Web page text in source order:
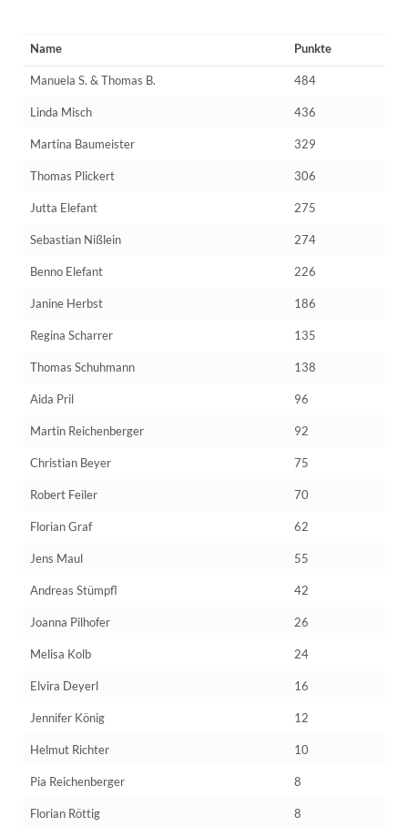
Name Punkte
Manuela S. & Thomas B. 484
Linda Misch 436
Martina Baumeister 329
Thomas Plickert 306
Jutta Elefant 275
Sebastian Nißlein 274
Benno Elefant 226
Janine Herbst 186
Regina Scharrer 135
Thomas Schuhmann 138
Aida Pril 96
Martin Reichenberger 92
Christian Beyer 75
Robert Feiler 70
Florian Graf 62
Jens Maul 55
Andreas Stümpfl 42
Joanna Pilhofer 26
Melisa Kolb 24
Elvira Deyerl 16
Jennifer König 12
Helmut Richter 10
Pia Reichenberger 8
Florian Röttig 8